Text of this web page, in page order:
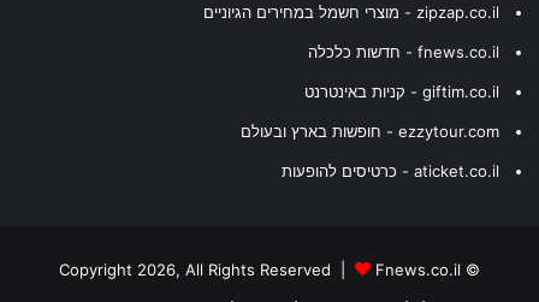
zipzap.co.il - מוצרי חשמל במחירים הגיוניים
fnews.co.il - חדשות כלכלה
giftim.co.il - קניות באינטרנט
ezzytour.com - חופשות בארץ ובעולם
aticket.co.il - כרטיסים להופעות
© Copyright 2026, All Rights Reserved |
Fnews.co.il